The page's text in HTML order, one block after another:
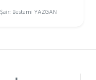
Şair: Bestami YAZGAN